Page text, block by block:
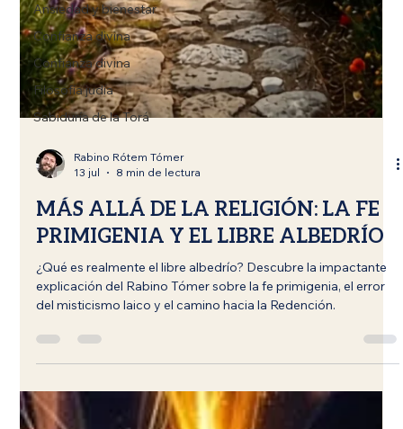
Ansiedad y bienestar
Confianza divina
Confianza divina
Filosofía judía
Sabiduría de la Torá
Rabino Rótem Tómer
13 jul
8 min de lectura
MÁS ALLÁ DE LA RELIGIÓN: LA FE
PRIMIGENIA Y EL LIBRE ALBEDRÍO
explicación del Rabino Tómer sobre la fe primigenia, el error
del misticismo laico y el camino hacia la Redención.